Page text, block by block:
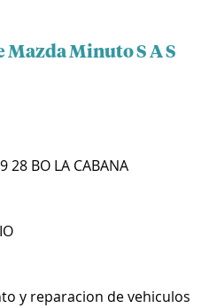
Mazda Minuto S A S
28 BO LA CABANA
y reparacion de vehiculos